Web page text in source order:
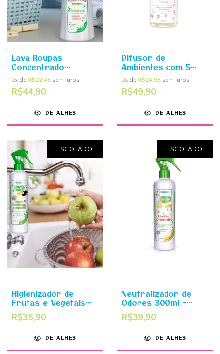
Lava Roupas
Concentrado
Detergente Natural
500ml - Lava
Roupinhas Bioclub
2x de R$22,45 sem juros
R$44,90
DETALHES
Difusor de
Ambientes com 5
Bastões 200ml -
Baby Home Bioclub
2x de R$24,95 sem juros
R$49,90
DETALHES
ESGOTADO
Higienizador de
Frutas e Vegetais
Orgânico 300ml -
Limpa Frutinhas e
R$35,90
DETALHES
ESGOTADO
Neutralizador de
Odores 300ml -
Tchau Mau Cheirinho
Bioclub
R$39,90
DETALHES